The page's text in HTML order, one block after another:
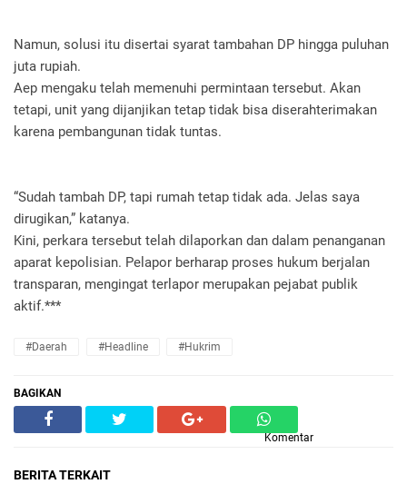
Namun, solusi itu disertai syarat tambahan DP hingga puluhan
juta rupiah.
Aep mengaku telah memenuhi permintaan tersebut. Akan
tetapi, unit yang dijanjikan tetap tidak bisa diserahterimakan
karena pembangunan tidak tuntas.
“Sudah tambah DP, tapi rumah tetap tidak ada. Jelas saya
dirugikan,” katanya.
Kini, perkara tersebut telah dilaporkan dan dalam penanganan
aparat kepolisian. Pelapor berharap proses hukum berjalan
transparan, mengingat terlapor merupakan pejabat publik
aktif.***
#daerah #headline #hukrim
BAGIKAN
Komentar
BERITA TERKAIT